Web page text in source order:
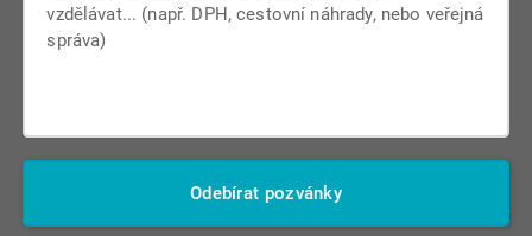
Odebírat pozvánky